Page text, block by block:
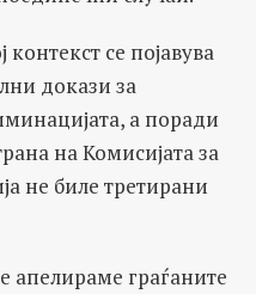
се појавува
докази за
а поради
на Комисијата за
не биле третирани
граѓаните